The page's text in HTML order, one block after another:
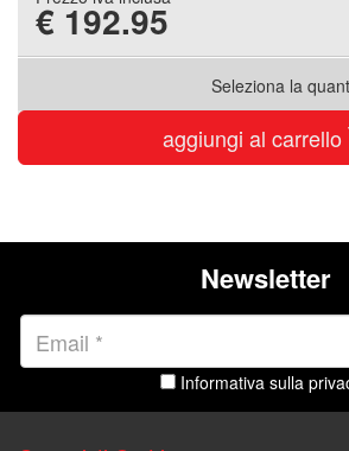
€ 192.95
Seleziona la
aggiungi al carrello
Newsletter
Informativa sulla